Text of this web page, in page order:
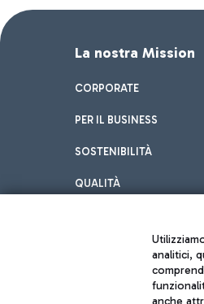
La nostra Mission
CORPORATE
PER IL BUSINESS
SOSTENIBILITÀ
QUALITÀ
analitici,
anche